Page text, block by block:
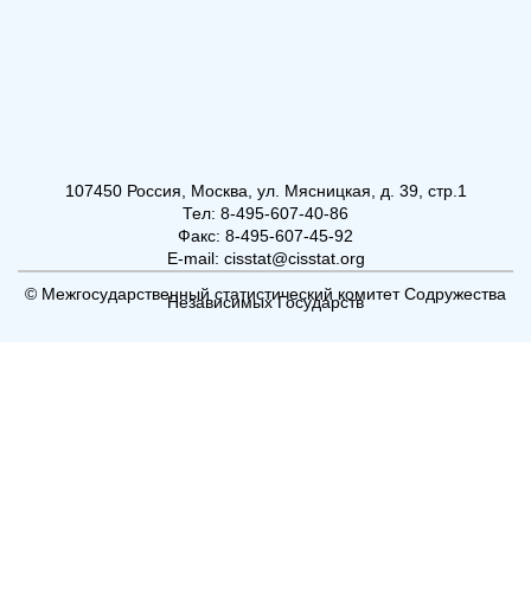
107450 Россия, Москва, ул. Мясницкая, д. 39, стр.1
Тел: 8-495-607-40-86
Факс: 8-495-607-45-92
E-mail: cisstat@cisstat.org
© Межгосударственный статистический комитет Содружества
Независимых Государств